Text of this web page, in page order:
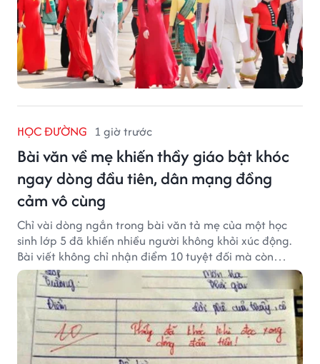
HỌC ĐƯỜNG 1 giờ trước
Bài văn về mẹ khiến thầy giáo bật khóc
ngay dòng đầu tiên, dân mạng đồng
cảm vô cùng
Chỉ vài dòng ngắn trong bài văn tả mẹ của một học
sinh lớp 5 đã khiến nhiều người không khỏi xúc động.
Bài viết không chỉ nhận điểm 10 tuyệt đối mà còn
khiến thầy giáo nghẹn ngào viết lời phê: "Thầy đã
khóc khi đọc xong dòng đầu tiên."